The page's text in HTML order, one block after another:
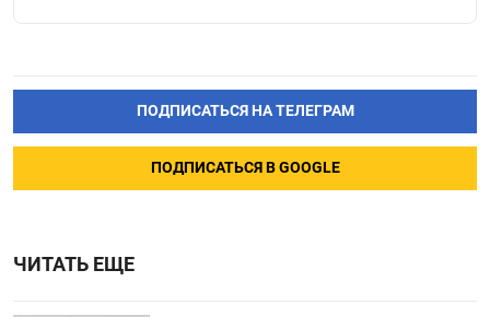
ПОДПИСАТЬСЯ НА ТЕЛЕГРАМ
ПОДПИСАТЬСЯ В GOOGLE
ЧИТАТЬ ЕЩЕ